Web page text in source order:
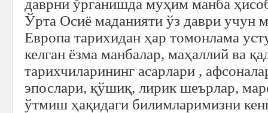
даврни ўрганишда муҳим манба
Ўрта Осиё маданияти ўз даври учун
Европа тарихидан ҳар томонлама
келган ёзма манбалар, маҳаллий ва
тарихчиларининг асарлари ,
эпослари, қўшиқ, лирик шеърлар,
ўтмиш ҳақидаги билимларимизни